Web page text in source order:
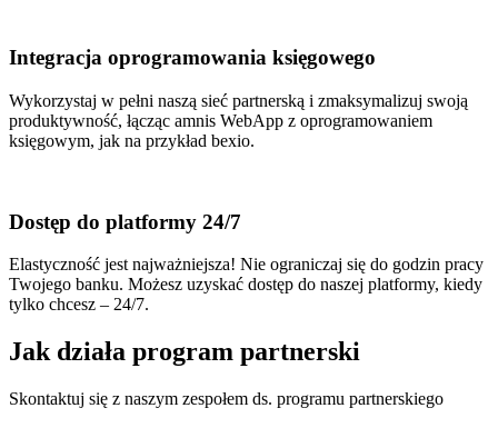
Integracja oprogramowania księgowego
Wykorzystaj w pełni naszą sieć partnerską i zmaksymalizuj swoją
produktywność, łącząc amnis WebApp z oprogramowaniem
księgowym, jak na przykład bexio.
Dostęp do platformy 24/7
Elastyczność jest najważniejsza! Nie ograniczaj się do godzin pracy
Twojego banku. Możesz uzyskać dostęp do naszej platformy, kiedy
tylko chcesz – 24/7.
Jak działa program partnerski
Skontaktuj się z naszym zespołem ds. programu partnerskiego